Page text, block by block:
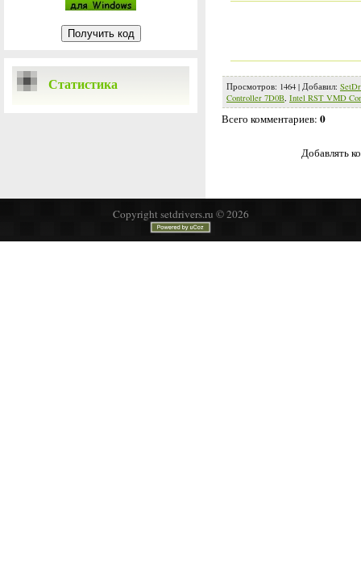
Статистика Просмотров: 1464 | Добавил:
Controller 7D0B, Intel RST VMD
Всего комментариев: 0
Добавлять
Copyright setdrivers.ru © 2026